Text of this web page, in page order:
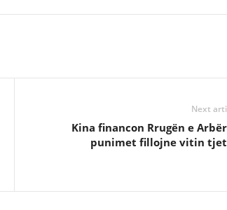
Next
Kina financon Rrugën e
punimet fillojne vitin